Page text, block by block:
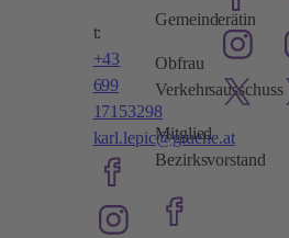
t:
+43
699
17153298
karl.lepic@gruene.at
Gemeinderätin
Obfrau
Verkehrsausschuss
Mitglied
Bezirksvorstand